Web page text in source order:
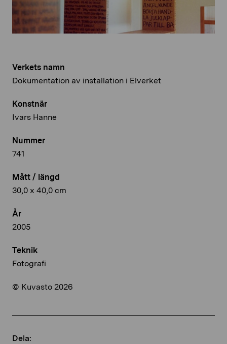
Verkets namn
Dokumentation av installation i Elverket
Konstnär
Ivars Hanne
Nummer
741
Mått / längd
30,0 x 40,0 cm
År
2005
Teknik
Fotografi
© Kuvasto 2026
Dela: